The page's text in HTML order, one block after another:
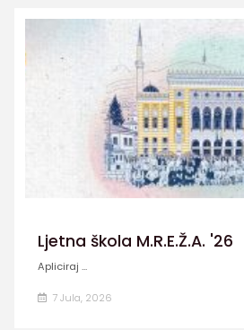
Ljetna škola M.R.E.Ž.A. '26
Apliciraj ...
7 Jula, 2026